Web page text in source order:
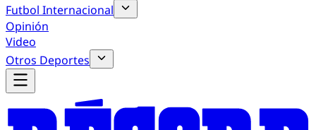
Futbol Internacional
Opinión
Video
Otros Deportes